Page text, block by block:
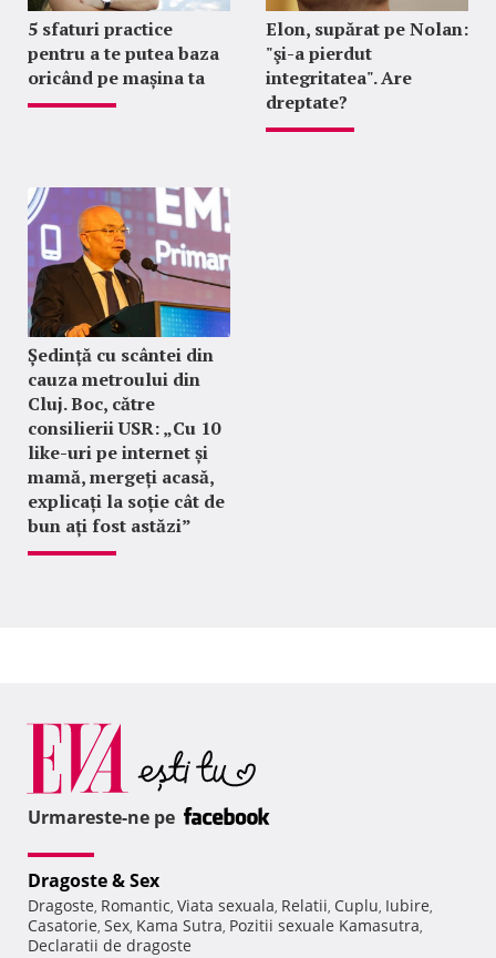
5 sfaturi practice
pentru a te putea baza
oricând pe mașina ta
Elon, supărat pe Nolan:
"şi-a pierdut
integritatea". Are
dreptate?
Ședință cu scântei din
cauza metroului din
Cluj. Boc, către
consilierii USR: „Cu 10
like-uri pe internet și
mamă, mergeți acasă,
explicați la soție cât de
bun ați fost astăzi”
Urmareste-ne pe
Dragoste & Sex
Dragoste, Romantic, Viata sexuala, Relatii, Cuplu, Iubire,
Casatorie, Sex, Kama Sutra, Pozitii sexuale Kamasutra,
Declaratii de dragoste